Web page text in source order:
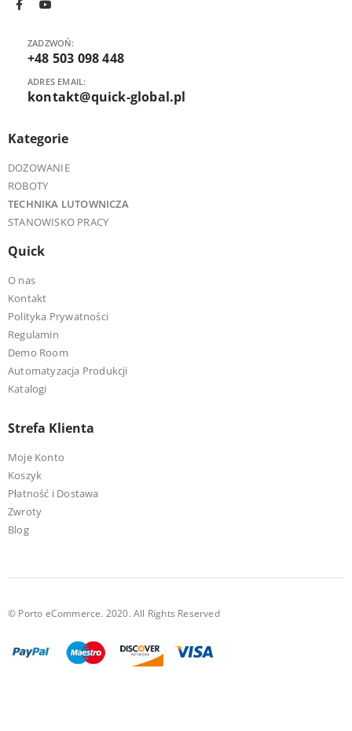
ZADZWOŃ:
+48 503 098 448
ADRES EMAIL:
kontakt@quick-global.pl
Kategorie
DOZOWANIE
ROBOTY
TECHNIKA LUTOWNICZA
STANOWISKO PRACY
Quick
O nas
Kontakt
Polityka Prywatności
Regulamin
Demo Room
Automatyzacja Produkcji
Katalogi
Strefa Klienta
Moje Konto
Koszyk
Płatność i Dostawa
Zwroty
Blog
© Porto eCommerce. 2020. All Rights Reserved